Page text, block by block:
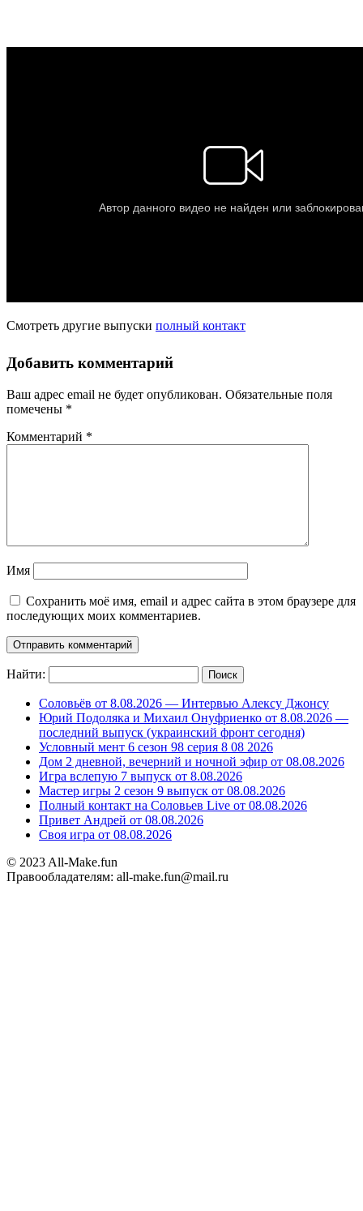
Смотреть другие выпуски полный контакт
Добавить комментарий
Ваш адрес email не будет опубликован. Обязательные поля
помечены *
Комментарий *
Имя
Сохранить моё имя, email и адрес сайта в этом браузере для
последующих моих комментариев.
Найти:
Соловьёв от 8.08.2026 — Интервью Алексу Джонсу
Юрий Подоляка и Михаил Онуфриенко от 8.08.2026 —
последний выпуск (украинский фронт сегодня)
Условный мент 6 сезон 98 серия 8 08 2026
Дом 2 дневной, вечерний и ночной эфир от 08.08.2026
Игра вслепую 7 выпуск от 8.08.2026
Мастер игры 2 сезон 9 выпуск от 08.08.2026
Полный контакт на Соловьев Live от 08.08.2026
Привет Андрей от 08.08.2026
Своя игра от 08.08.2026
© 2023 All-Make.fun
Правообладателям: all-make.fun@mail.ru